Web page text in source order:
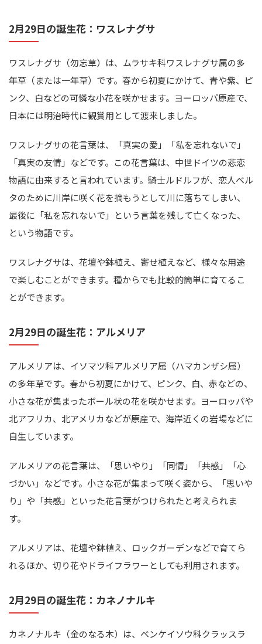
2月29日の誕生花：ワスレナグサ
ワスレナグサ（勿忘草）は、ムラサキ科ワスレナグサ属の多
年草（または一年草）です。春から初夏にかけて、青や紫、ピ
ンク、白などの可憐な小花を咲かせます。ヨーロッパ原産で、
日本には明治時代に観賞用として渡来しました。
ワスレナグサの花言葉は、「真実の愛」「私を忘れないで」
「真実の友情」などです。この花言葉は、中世ドイツの悲恋
物語に由来すると言われています。騎士ルドルフが、恋人ベル
タのために川岸に咲く花を摘もうとして川に落ちてしまい、
最後に「私を忘れないで」という言葉を残して亡くなった、
という物語です。
ワスレナグサは、花壇や鉢植え、寄せ植えなど、様々な用途
で楽しむことができます。種からでも比較的簡単に育てるこ
とができます。
2月29日の誕生花：アルメリア
アルメリアは、イソマツ科アルメリア属（ハマカンザシ属）
の多年草です。春から初夏にかけて、ピンク、白、赤などの、
小さな花が集まったボール状の花を咲かせます。ヨーロッパや
北アフリカ、北アメリカなどが原産で、海岸近くの岩場などに
自生しています。
アルメリアの花言葉は、「思いやり」「同情」「共感」「心
づかい」などです。小さな花が集まって咲く姿から、「思いや
り」や「共感」といった花言葉がつけられたと考えられま
す。
アルメリアは、花壇や鉢植え、ロックガーデンなどで育てら
れるほか、切り花やドライフラワーとしても利用されます。
2月29日の誕生花：カネノナルキ
カネノナルキ（金のなる木）は、ベンケイソウ科クラッスラ